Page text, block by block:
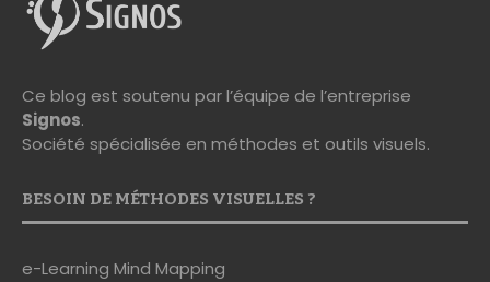
Ce blog est soutenu par l’équipe de l’entreprise
Signos.
Société spécialisée en méthodes et outils visuels.
BESOIN DE MÉTHODES VISUELLES ?
e-Learning Mind Mapping